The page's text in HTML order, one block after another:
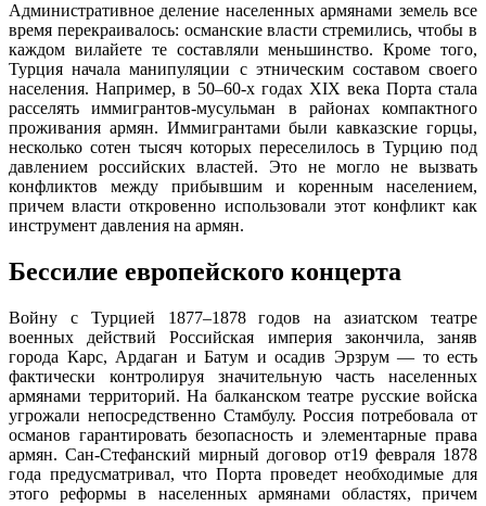
Административное деление населенных армянами земель все
время перекраивалось: османские власти стремились, чтобы в
каждом вилайете те составляли меньшинство. Кроме того,
Турция начала манипуляции с этническим составом своего
населения. Например, в 50–60-х годах XIX века Порта стала
расселять иммигрантов-мусульман в районах компактного
проживания армян. Иммигрантами были кавказские горцы,
несколько сотен тысяч которых переселилось в Турцию под
давлением российских властей. Это не могло не вызвать
конфликтов между прибывшим и коренным населением,
причем власти откровенно использовали этот конфликт как
инструмент давления на армян.
Бессилие европейского концерта
Войну с Турцией 1877–1878 годов на азиатском театре
военных действий Российская империя закончила, заняв
города Карс, Ардаган и Батум и осадив Эрзрум — то есть
фактически контролируя значительную часть населенных
армянами территорий. На балканском театре русские войска
угрожали непосредственно Стамбулу. Россия потребовала от
османов гарантировать безопасность и элементарные права
армян. Сан-Стефанский мирный договор от19 февраля 1878
года предусматривал, что Порта проведет необходимые для
этого реформы в населенных армянами областях, причем